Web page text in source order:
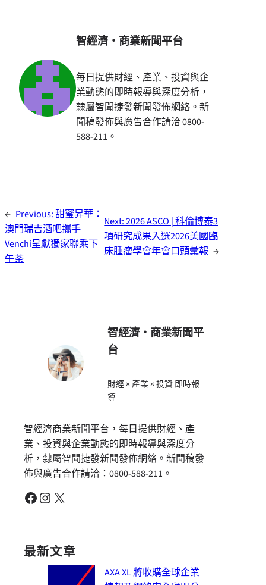
智經濟・商業新聞平台
每日提供財經、產業、投資與企
業動態的即時報導與深度分析，
隸屬智聞捷發新聞發佈網絡。新
聞稿發佈與廣告合作請洽 0800-
588-211。
← Previous:甜蜜昇華：
澳門瑞吉酒吧攜手
Venchi呈獻獨家聯乘下
午茶
Next:2026 ASCO | 科倫博泰3
項研究成果入選2026美國臨
床腫瘤學會年會口頭彙報 →
智經濟・商業新聞平
台
財經 × 產業 × 投資 即時報
導
智經濟商業新聞平台，每日提供財經、產
業、投資與企業動態的即時報導與深度分
析，隸屬智聞捷發新聞發佈網絡。新聞稿發
佈與廣告合作請洽：0800-588-211。
Facebook Instagram X
最新文章
AXA XL 將收購全球企業